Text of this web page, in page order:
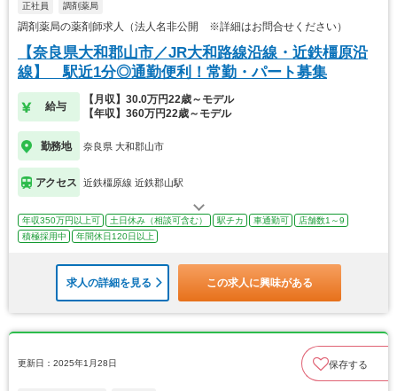
正社員 調剤薬局
調剤薬局の薬剤師求人（法人名非公開 ※詳細はお問合せください）
【奈良県大和郡山市／JR大和路線沿線・近鉄橿原沿
線】 駅近1分◎通勤便利！常勤・パート募集
給与
【月収】30.0万円22歳～モデル
【年収】360万円22歳～モデル
勤務地 奈良県 大和郡山市
アクセス 近鉄橿原線 近鉄郡山駅
年収350万円以上可 土日休み（相談可含む） 駅チカ 車通勤可
店舗数1～9
積極採用中
年間休日120日以上
求人の詳細を見る この求人に興味がある
更新日：2025年1月28日 保存する